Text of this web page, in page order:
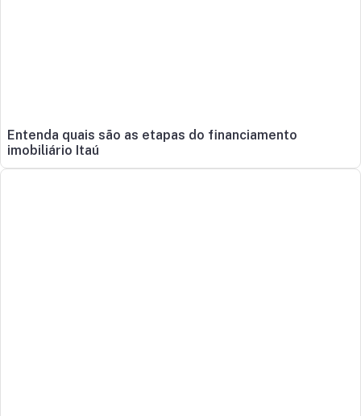
Entenda quais são as etapas do financiamento
imobiliário Itaú